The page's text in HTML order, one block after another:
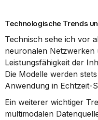
Technologische Trends
Technisch sehe ich vor
neuronalen Netzwerken
Leistungsfähigkeit der
Die Modelle werden
Anwendung in Echtzeit-
Ein weiterer wichtiger
multimodalen